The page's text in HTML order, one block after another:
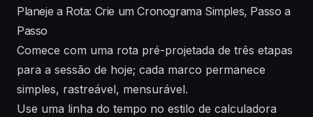
Planeje a Rota: Crie um Cronograma Simples, Passo a
Passo
Comece com uma rota pré-projetada de três etapas
para a sessão de hoje; cada marco permanece
simples, rastreável, mensurável.
Use uma linha do tempo no estilo de calculadora